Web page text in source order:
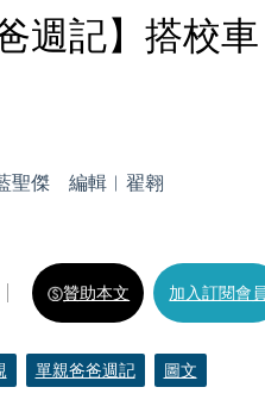
週記】搭校車
聖傑 編輯︱翟翱
贊助本文 加入訂閱會
單親爸爸週記 圖文